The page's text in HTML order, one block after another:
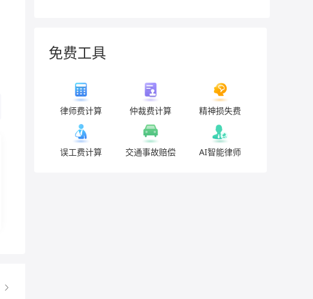
免费工具
律师费计算 仲裁费计算 精神损失费
误工费计算 交通事故赔偿 AI智能律师